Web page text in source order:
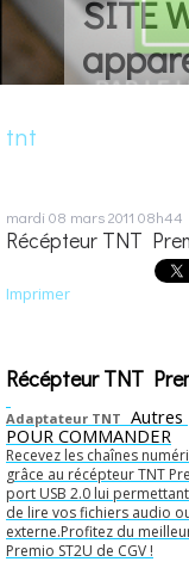
SITE
tnt
mardi 08 mars 2011 08h44
Récépteur TNT
Imprimer
Récépteur TNT
Adaptateur TNT Autres
POUR COMMANDER
Recevez les chaînes
grâce au récépteur TNT
port USB 2.0 lui
de lire vos fichiers audio
externe.Profitez du
Premio ST2U de CGV !